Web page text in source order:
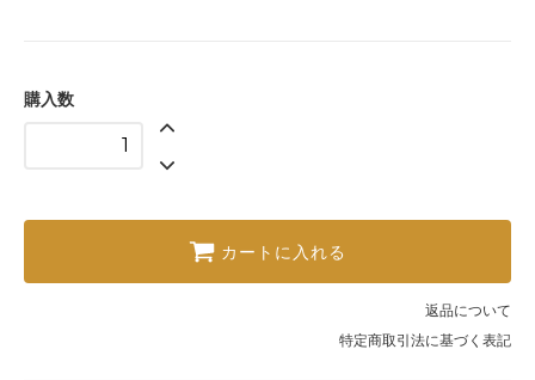
購入数
カートに入れる
返品について
特定商取引法に基づく表記